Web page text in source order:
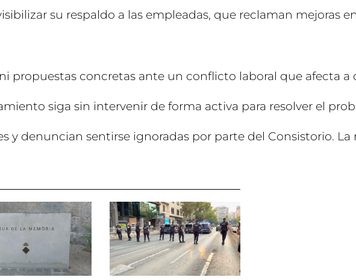
su respaldo a las empleadas, que reclaman
propuestas concretas ante un conflicto laboral que afecta
siga sin intervenir de forma activa para resolver el
denuncian sentirse ignoradas por parte del Consistorio.